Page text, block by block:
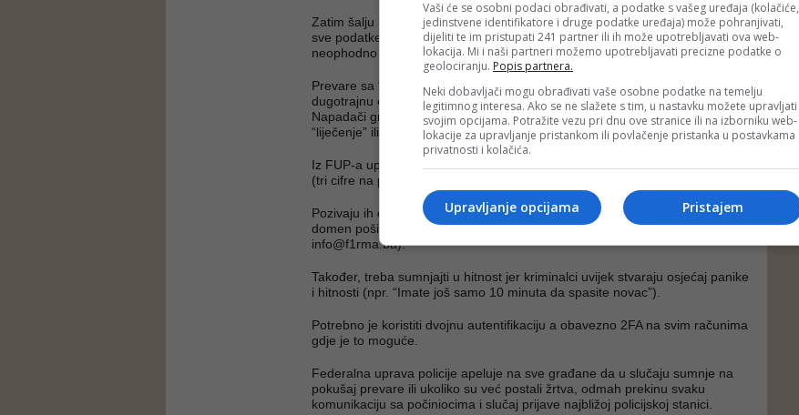
Zatim šalju link na lažnu stranicu kurira gdje se od prodavca traži da unese
sve podatke sa kartice, uključujući i CVC broj, pod izgovorom da je to
neophodno za “prijem novca”.
Prevare sa “romantičnim vezama” (Romance Scam) predstavljaju
dugotrajnu emocionalnu manipulaciju žrtvama putem društvenih mreža.
Napadači grade povjerenje mjesecima, a zatim traže novac za “vize”,
“liječenje” ili “dolazak u posjetu”.
Iz FUP-a upozoravaju građane da nikada ne ustupaju CVC/CVV broj kartice
(tri cifre na poleđini) niti kodove koje dobiju putem SMS-a od banke.
Pozivaju ih da provjeravaju e-mail adrese i da uvijek detaljno provjere
domen pošiljaoca (npr. umjestoinfo@firma.baprovjerite da li piše
info@f1rma.ba).
Također, treba sumnjajti u hitnost jer kriminalci uvijek stvaraju osjećaj panike
i hitnosti (npr. “Imate još samo 10 minuta da spasite novac”).
Potrebno je koristiti dvojnu autentifikaciju a obavezno 2FA na svim računima
gdje je to moguće.
Federalna uprava policije apeluje na sve građane da u slučaju sumnje na
pokušaj prevare ili ukoliko su već postali žrtva, odmah prekinu svaku
komunikaciju sa počiniocima i slučaj prijave najbližoj policijskoj stanici.
Vaši će se osobni podaci obrađivati, a podatke s vašeg uređaja (kolačiće,
jedinstvene identifikatore i druge podatke uređaja) može pohranjivati,
dijeliti te im pristupati 241 partner ili ih može upotrebljavati ova web-
lokacija. Mi i naši partneri možemo upotrebljavati precizne podatke o
geolociranju. Popis partnera.
Neki dobavljači mogu obrađivati vaše osobne podatke na temelju
legitimnog interesa. Ako se ne slažete s tim, u nastavku možete upravljati
svojim opcijama. Potražite vezu pri dnu ove stranice ili na izborniku web-
lokacije za upravljanje pristankom ili povlačenje pristanka u postavkama
privatnosti i kolačića.
Pristajem
Upravljanje opcijama